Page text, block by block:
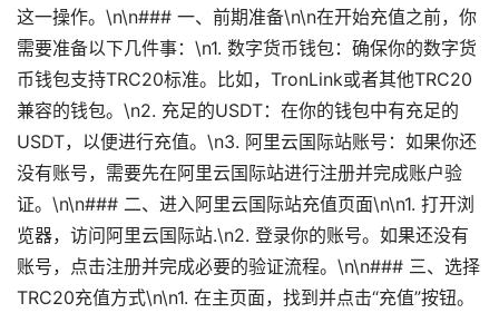
这一操作。\n\n### 一、前期准备\n\n在开始充值之前，你
需要准备以下几件事：\n1. 数字货币钱包：确保你的数字货
币钱包支持TRC20标准。比如，TronLink或者其他TRC20
兼容的钱包。\n2. 充足的USDT：在你的钱包中有充足的
USDT，以便进行充值。\n3. 阿里云国际站账号：如果你还
没有账号，需要先在阿里云国际站进行注册并完成账户验
证。\n\n### 二、进入阿里云国际站充值页面\n\n1. 打开浏
览器，访问阿里云国际站.\n2. 登录你的账号。如果还没有
账号，点击注册并完成必要的验证流程。\n\n### 三、选择
TRC20充值方式\n\n1. 在主页面，找到并点击“充值”按钮。